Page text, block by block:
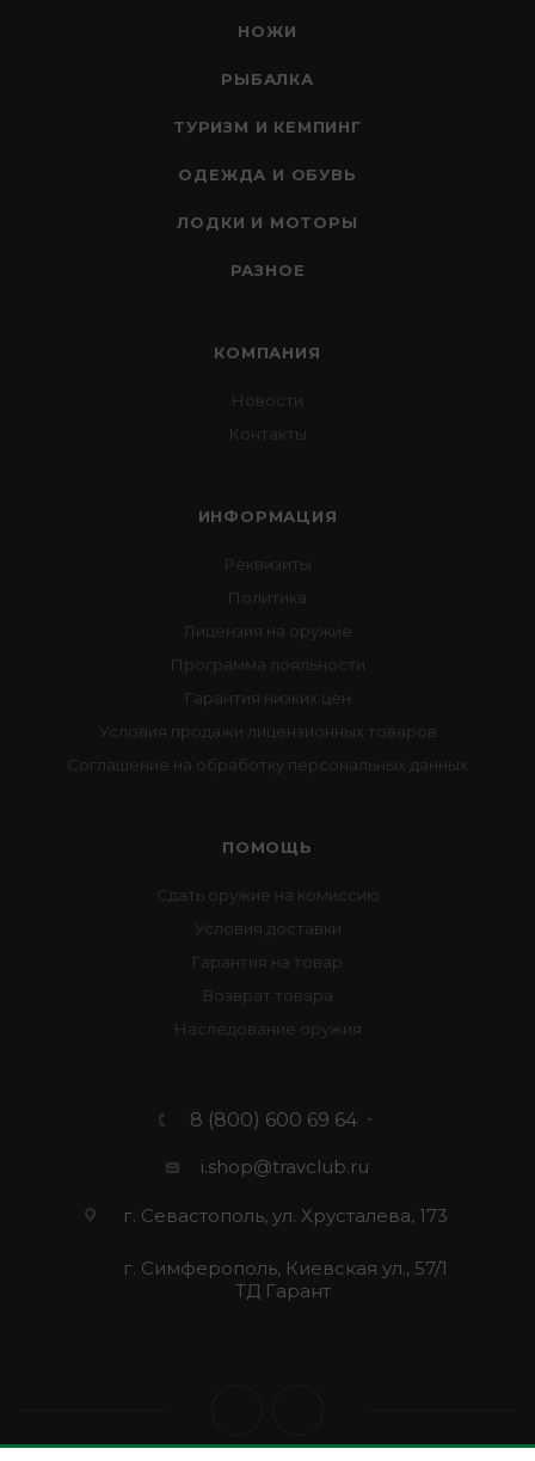
НОЖИ
РЫБАЛКА
ТУРИЗМ И КЕМПИНГ
ОДЕЖДА И ОБУВЬ
ЛОДКИ И МОТОРЫ
РАЗНОЕ
КОМПАНИЯ
Новости
Контакты
ИНФОРМАЦИЯ
Реквизиты
Политика
Лицензия на оружие
Программа лояльности
Гарантия низких цен
Условия продажи лицензионных товаров
Соглашение на обработку персональных данных
ПОМОЩЬ
Сдать оружие на комиссию
Условия доставки
Гарантия на товар
Возврат товара
Наследование оружия
8 (800) 600 69 64
i.shop@travclub.ru
г. Севастополь, ул. Хрусталева, 173
г. Симферополь, Киевская ул., 57/1
ТД Гарант